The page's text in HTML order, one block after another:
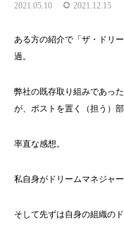
2021.05.10 2021.12.15
ある方の紹介で「ザ・ドリ
過。
弊社の既存取り組みであっ
が、ポストを置く（担う）
率直な感想。
私自身がドリームマネジャー
そして先ずは自身の組織の